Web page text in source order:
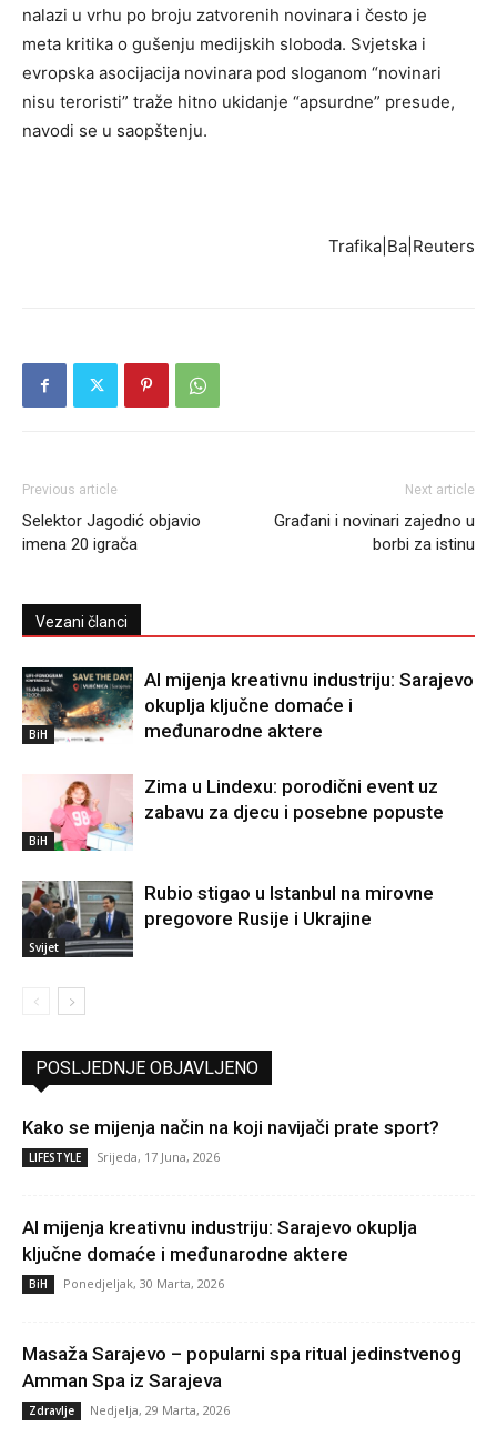
nalazi u vrhu po broju zatvorenih novinara i često je
meta kritika o gušenju medijskih sloboda. Svjetska i
evropska asocijacija novinara pod sloganom “novinari
nisu teroristi” traže hitno ukidanje “apsurdne” presude,
navodi se u saopštenju.
Trafika|Ba|Reuters
Previous article
Selektor Jagodić objavio
imena 20 igrača
Next article
Građani i novinari zajedno u
borbi za istinu
Vezani članci
BiH
AI mijenja kreativnu industriju: Sarajevo
okuplja ključne domaće i
međunarodne aktere
BiH
Zima u Lindexu: porodični event uz
zabavu za djecu i posebne popuste
Svijet
Rubio stigao u Istanbul na mirovne
pregovore Rusije i Ukrajine
POSLJEDNJE OBJAVLJENO
Kako se mijenja način na koji navijači prate sport?
LIFESTYLE Srijeda, 17 Juna, 2026
AI mijenja kreativnu industriju: Sarajevo okuplja
ključne domaće i međunarodne aktere
BiH Ponedjeljak, 30 Marta, 2026
Masaža Sarajevo – popularni spa ritual jedinstvenog
Amman Spa iz Sarajeva
Zdravlje Nedjelja, 29 Marta, 2026